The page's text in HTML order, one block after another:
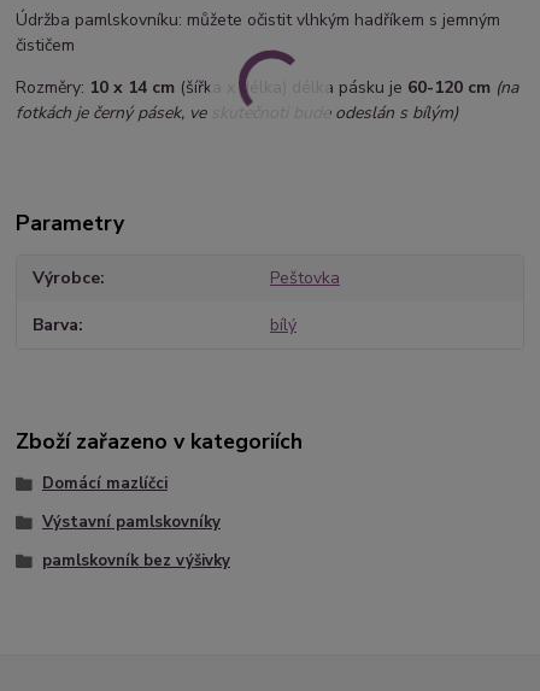
Údržba pamlskovníku: můžete očistit vlhkým hadříkem s jemným
čističem
Rozměry: 10 x 14 cm (šířka x délka) délka pásku je 60-120 cm (na
fotkách je černý pásek, ve skutečnoti bude odeslán s bílým)
Parametry
Výrobce Peštovka
Barva bílý
Zboží zařazeno v kategoriích
Domácí mazlíčci
Výstavní pamlskovníky
pamlskovník bez výšivky